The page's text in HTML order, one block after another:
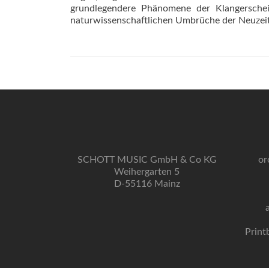
grundlegendere Phänomene der
naturwissenschaftlichen Umbrüche der
SCHOTT MUSIC GmbH & Co KG
Weihergarten 5
D-55116 Mainz